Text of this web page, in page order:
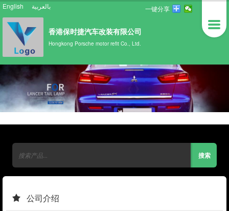
English 一键分享
香港保时捷汽车改装有限公司
Hongkong Porsche motor refit Co., Ltd.
公司介绍